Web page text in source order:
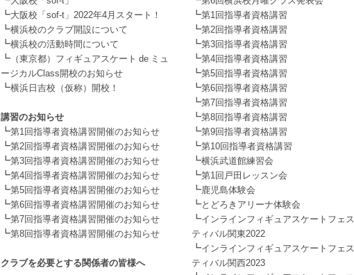
┗大阪校「sof-t」2022年4月スタート！
┗横浜校のクラブ開設について
┗横浜校の活動時間について
┗ （東京都）フィギュアスケート de ミュ
ージカルClass開校のお知らせ
┗横浜日吉校（仮称）開校！
講習のお知らせ
┗第1回指導者資格講習開催のお知らせ
┗第2回指導者資格講習開催のお知らせ
┗第3回指導者資格講習開催のお知らせ
┗第4回指導者資格講習開催のお知らせ
┗第5回指導者資格講習開催のお知らせ
┗第6回指導者資格講習開催のお知らせ
┗第7回指導者資格講習開催のお知らせ
┗第8回指導者資格講習開催のお知らせ
クラブを必要とする関係者の皆様へ
┗第1回指導者資格講習
┗第2回指導者資格講習
┗第3回指導者資格講習
┗第4回指導者資格講習
┗第5回指導者資格講習
┗第6回指導者資格講習
┗第7回指導者資格講習
┗第8回指導者資格講習
┗第9回指導者資格講習
┗第10回指導者資格講習
┗横浜武道館練習会
┗第1回戸田レッスン会
┗鹿児島体験会
┗とどろきアリーナ体験会
┗インラインフィギュアスケートフェス
ティバル関東2022
┗インラインフィギュアスケートフェス
ティバル関西2023